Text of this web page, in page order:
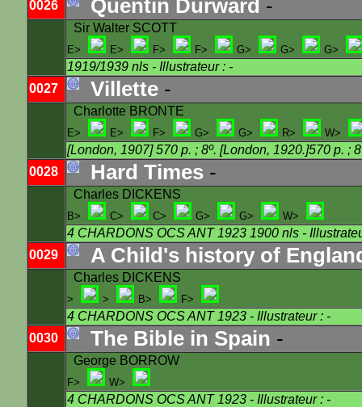
0026
Quentin Durward -
Sir Walter SCOTT
E> E> F> F> G> G> G>
1919/1939 nls - Illustrateur : -
0027
Villette -
Charlotte BRONTE
E> E> F> G> G> R> W>
[London, 1907] 570 p. ; 8º. [London, 1920.]570 p. ;
0028
Hard Times -
Charles DICKENS
B> C> C> G> G> W>
4 CHARDONS OCS ANT 1923 1900 nls -
0029
A Child's history of
Charles DICKENS
> > B> F>
4 CHARDONS OCS ANT 1923 - Illustrateur : -
0030
The Bible in Spain -
George BORROW
F> W>
4 CHARDONS OCS ANT 1923 - Illustrateur : -